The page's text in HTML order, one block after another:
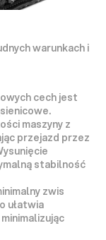
warunkach i
przejazd przez
stabilność
zwis
ułatwia